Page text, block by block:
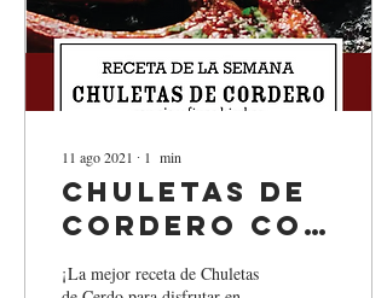
11 ago 2021 ∙ 1 min
Chuletas de
Cordero con
Ajo y Finas
¡La mejor receta de Chuletas